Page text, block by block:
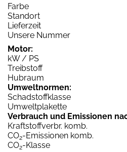
Farbe
Standort
Lieferzeit
Unsere Nummer
Motor:
kW / PS
Treibstoff
Hubraum
Umweltnormen:
Schadstoffklasse
Umweltplakette
Verbrauch und Emissionen
Kraftstoffverbr. komb.
CO2-Emissionen komb.
CO2-Klasse